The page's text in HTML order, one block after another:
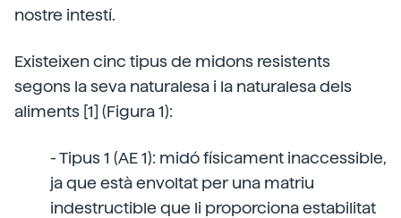
nostre intestí.
Existeixen cinc tipus de midons resistents
segons la seva naturalesa i la naturalesa dels
aliments [1] (Figura 1):
- Tipus 1 (AE 1): midó físicament inaccessible,
ja que està envoltat per una matriu
indestructible que li proporciona estabilitat